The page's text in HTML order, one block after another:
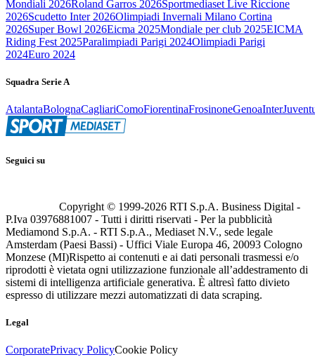
Mondiali 2026Roland Garros 2026Sportmediaset Live Riccione
2026Scudetto Inter 2026Olimpiadi Invernali Milano Cortina
2026Super Bowl 2026Eicma 2025Mondiale per club 2025EICMA
Riding Fest 2025Paralimpiadi Parigi 2024Olimpiadi Parigi
2024Euro 2024
Squadra Serie A
AtalantaBolognaCagliariComoFiorentinaFrosinoneGenoaInter
Seguici su
Copyright © 1999-2026 RTI S.p.A. Business Digital -
P.Iva 03976881007 - Tutti i diritti riservati - Per la pubblicità
Mediamond S.p.A. - RTI S.p.A., Mediaset N.V., sede legale
Amsterdam (Paesi Bassi) - Uffici Viale Europa 46, 20093 Cologno
Monzese (MI)Rispetto ai contenuti e ai dati personali trasmessi e/o
riprodotti è vietata ogni utilizzazione funzionale all’addestramento di
sistemi di intelligenza artificiale generativa. È altresì fatto divieto
espresso di utilizzare mezzi automatizzati di data scraping.
Legal
CorporatePrivacy PolicyCookie Policy